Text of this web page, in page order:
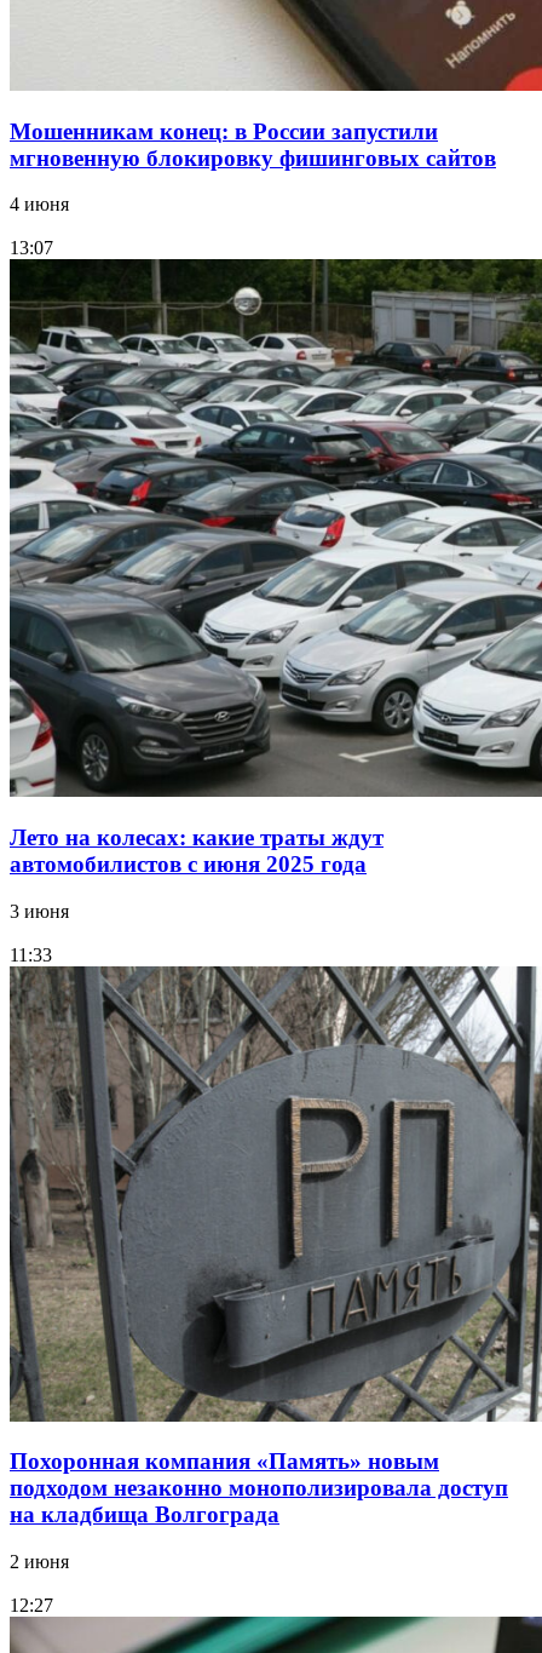
Мошенникам конец: в России запустили
мгновенную блокировку фишинговых сайтов
4 июня
13:07
Лето на колесах: какие траты ждут
автомобилистов с июня 2025 года
3 июня
11:33
Похоронная компания «Память» новым
подходом незаконно монополизировала доступ
на кладбища Волгограда
2 июня
12:27